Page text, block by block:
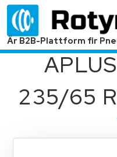
Är B2B-Plattform fir
235/65